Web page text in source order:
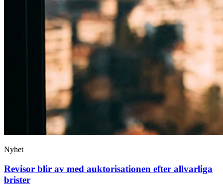
Nyhet
Revisor blir av med auktorisationen efter allvarliga
brister